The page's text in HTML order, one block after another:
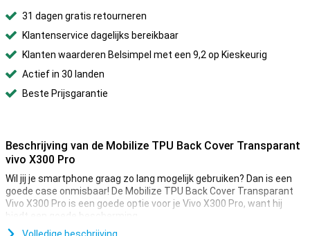
31 dagen gratis retourneren
Klantenservice dagelijks bereikbaar
Klanten waarderen Belsimpel met een 9,2 op Kieskeurig
Actief in 30 landen
Beste Prijsgarantie
Beschrijving van de Mobilize TPU Back Cover Transparant
vivo X300 Pro
Wil jij je smartphone graag zo lang mogelijk gebruiken? Dan is een
goede case onmisbaar! De Mobilize TPU Back Cover Transparant
Vivo X300 Pro is een goede optie voor je Vivo X300 Pro, want hij
biedt een goede bescherming.